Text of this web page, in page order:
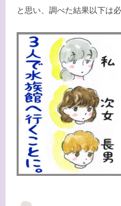
と思い、調べた結果以下は